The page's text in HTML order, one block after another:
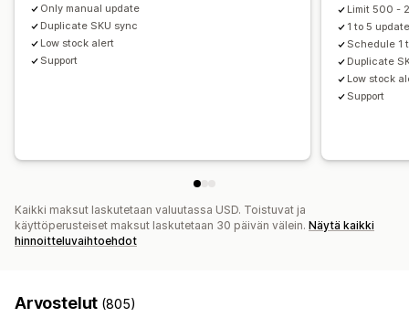
Only manual update
Duplicate SKU sync
Low stock alert
Support
Limit 500 -
1 to 5
Schedule 1
Duplicate
Low stock
Support
Kaikki maksut laskutetaan valuutassa USD. Toistuvat ja
käyttöperusteiset maksut laskutetaan 30 päivän välein. Näytä kaikki
hinnoitteluvaihtoehdot
Arvostelut (805)